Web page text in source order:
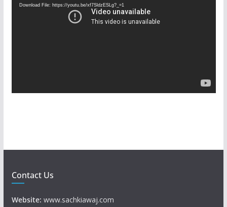
Download File: https://youtu.be/xf7SldzESLg?_=1
Contact Us
Website: www.sachkiawaj.com